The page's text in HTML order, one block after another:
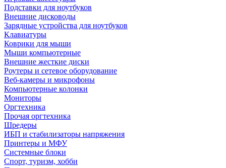
Подставки для ноутбуков
Внешние дисководы
Зарядные устройства для ноутбуков
Клавиатуры
Коврики для мыши
Мыши компьютерные
Внешние жесткие диски
Роутеры и сетевое оборудование
Веб-камеры и микрофоны
Компьютерные колонки
Мониторы
Оргтехника
Прочая оргтехника
Шредеры
ИБП и стабилизаторы напряжения
Принтеры и МФУ
Системные блоки
Спорт, туризм, хобби